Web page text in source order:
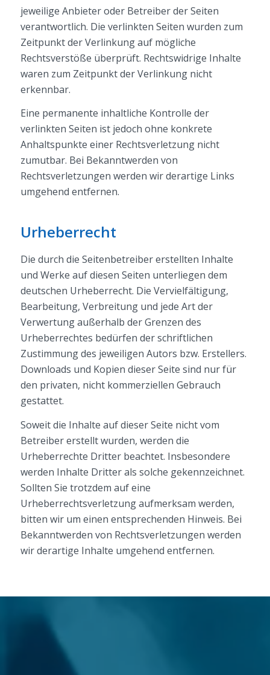
jeweilige Anbieter oder Betreiber der Seiten
verantwortlich. Die verlinkten Seiten wurden zum
Zeitpunkt der Verlinkung auf mögliche
Rechtsverstöße überprüft. Rechtswidrige Inhalte
waren zum Zeitpunkt der Verlinkung nicht
erkennbar.
Eine permanente inhaltliche Kontrolle der
verlinkten Seiten ist jedoch ohne konkrete
Anhaltspunkte einer Rechtsverletzung nicht
zumutbar. Bei Bekanntwerden von
Rechtsverletzungen werden wir derartige Links
umgehend entfernen.
Urheberrecht
Die durch die Seitenbetreiber erstellten Inhalte
und Werke auf diesen Seiten unterliegen dem
deutschen Urheberrecht. Die Vervielfältigung,
Bearbeitung, Verbreitung und jede Art der
Verwertung außerhalb der Grenzen des
Urheberrechtes bedürfen der schriftlichen
Zustimmung des jeweiligen Autors bzw. Erstellers.
Downloads und Kopien dieser Seite sind nur für
den privaten, nicht kommerziellen Gebrauch
gestattet.
Soweit die Inhalte auf dieser Seite nicht vom
Betreiber erstellt wurden, werden die
Urheberrechte Dritter beachtet. Insbesondere
werden Inhalte Dritter als solche gekennzeichnet.
Sollten Sie trotzdem auf eine
Urheberrechtsverletzung aufmerksam werden,
bitten wir um einen entsprechenden Hinweis. Bei
Bekanntwerden von Rechtsverletzungen werden
wir derartige Inhalte umgehend entfernen.